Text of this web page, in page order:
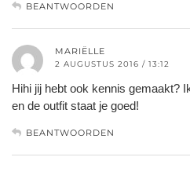
BEANTWOORDEN
MARIËLLE
2 AUGUSTUS 2016 / 13:12
Hihi jij hebt ook kennis gemaakt?
en de outfit staat je goed!
BEANTWOORDEN